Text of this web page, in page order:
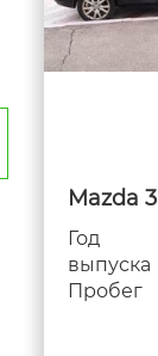
Mazda 3
Год
выпуска
Пробег